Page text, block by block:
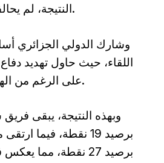
النتيجة، لم يحالفه الحظ في تسجيل التعادل.
وشارك الدولي الجزائري
اللقاء، حيث حاول تهديد
على الرغم من الهزيمة، وحصل على تقييم 7.1.
وبهذه النتيجة، يبقى
برصيد 19 نقطة، فيما
برصيد 27 نقطة، مما